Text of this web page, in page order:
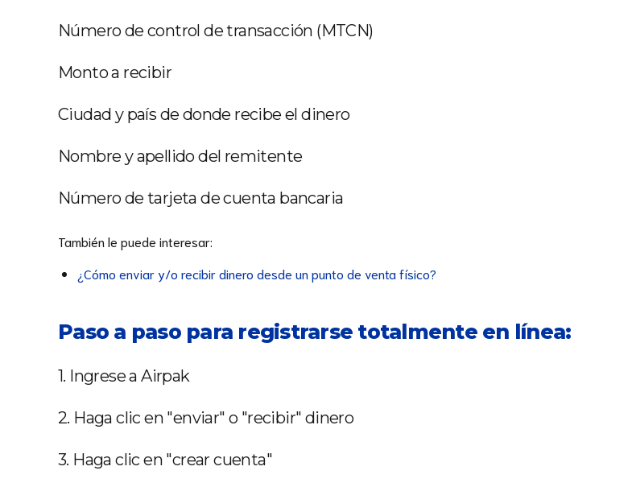
Número de control de transacción (MTCN)
Monto a recibir
Ciudad y país de donde recibe el dinero
Nombre y apellido del remitente
Número de tarjeta de cuenta bancaria
También le puede interesar:
¿Cómo enviar y/o recibir dinero desde un punto de venta físico?
Paso a paso para registrarse totalmente en línea:
1. Ingrese a Airpak
2. Haga clic en "enviar" o "recibir" dinero
3. Haga clic en "crear cuenta"